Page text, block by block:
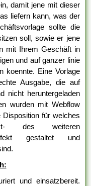
damit jene mit dieser
liefern kann, was der
sollte die
soll, sowie er jene
mit Ihrem Geschäft in
und auf ganzer linie
koennte. Eine Vorlage
Ausgabe, die auf
nicht heruntergeladen
wurden mit Webflow
für welches
des weiteren
gestaltet und
und einsatzbereit.